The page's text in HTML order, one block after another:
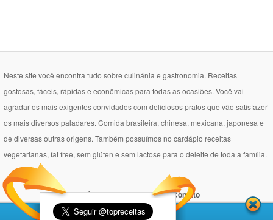
Neste site você encontra tudo sobre culinánia e gastronomia. Receitas
gostosas, fáceis, rápidas e econômicas para todas as ocasiões. Você vai
agradar os mais exigentes convidados com deliciosos pratos que vão satisfazer
os mais diversos paladares. Comida brasileira, chinesa, mexicana, japonesa e
de diversas outras origens. Também possuímos no cardápio receitas
vegetarianas, fat free, sem glúten e sem lactose para o deleite de toda a família.
Política de Privacidade Contato